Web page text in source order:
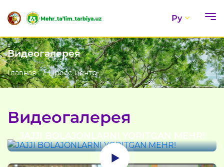
Ру
Видеогалерея
Главная Пресс-центр
Видеогалерея
JAJJI BOLAJONLARNI YORITGAN MEHR!